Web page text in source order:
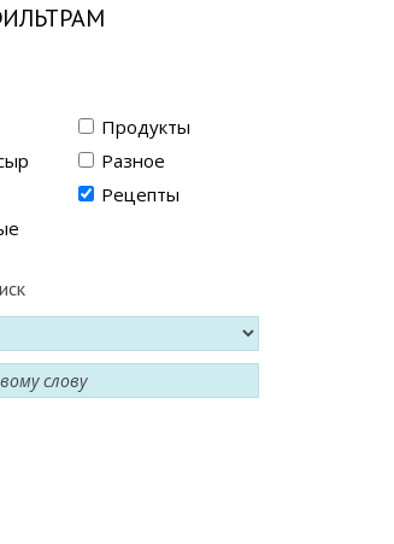
Продукты
Разное
Рецепты